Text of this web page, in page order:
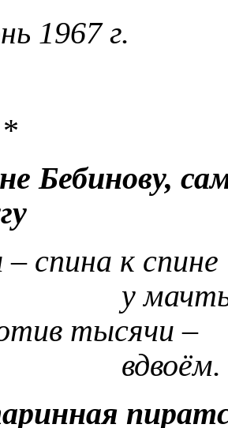
1967 г.
Бебинову,
спина к спине
тысячи –